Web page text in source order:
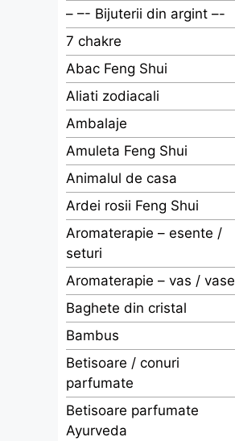
– –- Bijuterii din argint –-
7 chakre
Abac Feng Shui
Aliati zodiacali
Ambalaje
Amuleta Feng Shui
Animalul de casa
Ardei rosii Feng Shui
Aromaterapie – esente /
seturi
Aromaterapie – vas / vase
Baghete din cristal
Bambus
Betisoare / conuri
parfumate
Betisoare parfumate
Ayurveda